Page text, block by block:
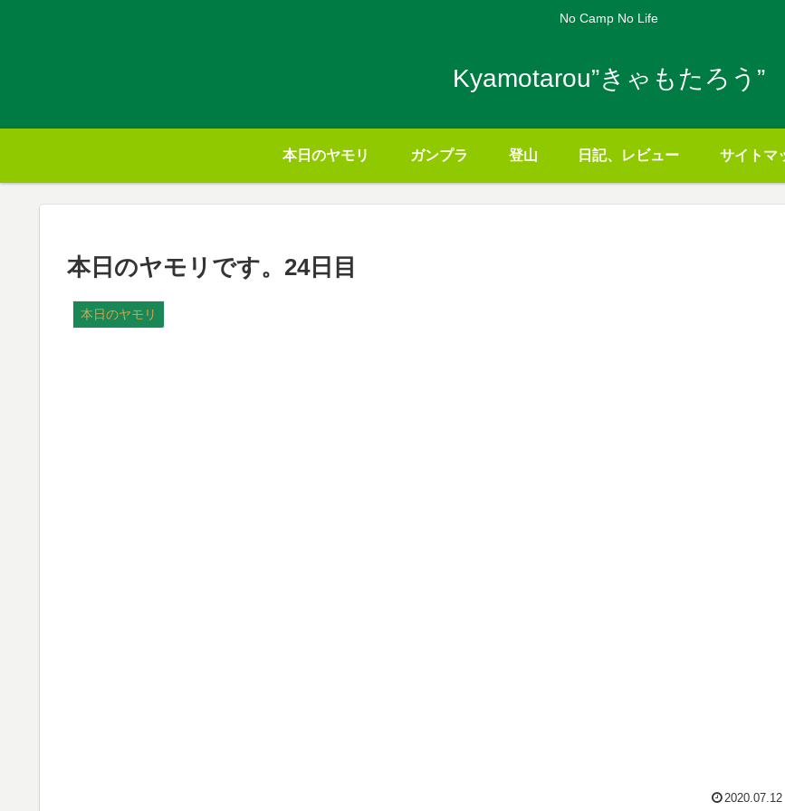
No Camp No Life
Kyamotarou”きゃもたろう”
本日のヤモリ ガンプラ 登山 日記、レビュー サイトマ
本日のヤモリです。24日目
本日のヤモリ
2020.07.12